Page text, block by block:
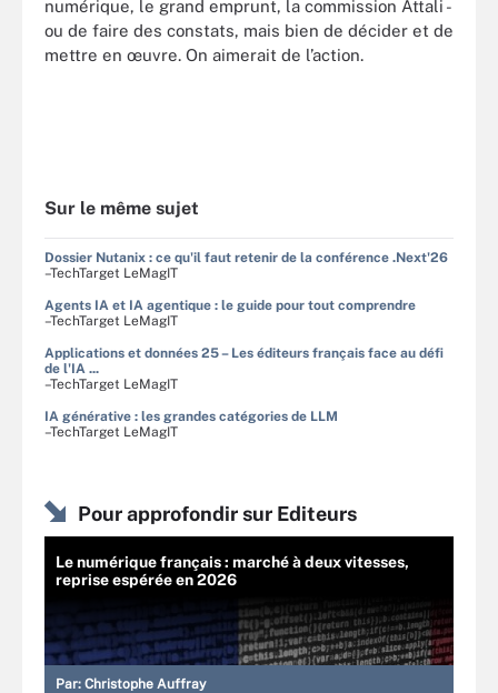
numérique, le grand emprunt, la commission Attali -
ou de faire des constats, mais bien de décider et de
mettre en œuvre. On aimerait de l’action.
Sur le même sujet
Dossier Nutanix : ce qu'il faut retenir de la conférence .Next'26
–TechTarget LeMagIT
Agents IA et IA agentique : le guide pour tout comprendre
–TechTarget LeMagIT
Applications et données 25 – Les éditeurs français face au défi
de l'IA ...
–TechTarget LeMagIT
IA générative : les grandes catégories de LLM
–TechTarget LeMagIT
Pour approfondir sur Editeurs
Le numérique français : marché à deux vitesses,
reprise espérée en 2026
Par: Christophe Auffray